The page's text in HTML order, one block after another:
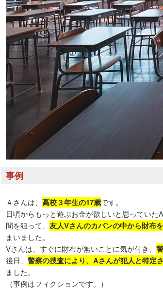
事例
Ａさんは、 高校３年生の17歳です。
日頃からもっと遊ぶお金が欲しいと思ってい
間を狙って、 友人Vさんのカバンの中から財布
まいました。
Vさんは、すぐに財布が無いことに気が付き、
後日、 警察の捜査により、Aさんが犯人と特定
ました。
（事例はフィクションです。）